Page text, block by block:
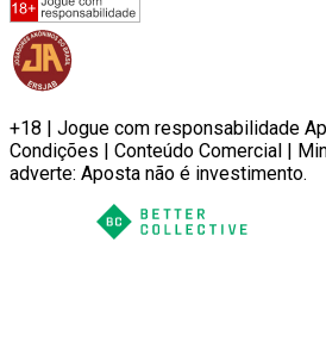
+18 | Jogue com responsabilidade
Condições | Conteúdo Comercial |
adverte: Aposta não é investimento.